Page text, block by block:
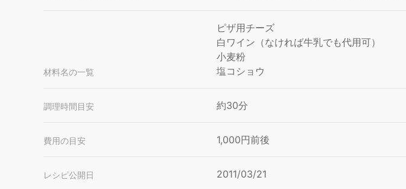
材料名の一覧
ピザ用チーズ
白ワイン（なければ牛乳でも代用可）
小麦粉
塩コショウ
調理時間目安 約30分
費用の目安 1,000円前後
レシピ公開日 2011/03/21